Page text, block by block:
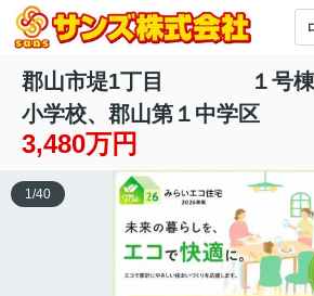
郡山市堤1丁目 １
小学校、郡山第１中学区
3,480万円
1/40